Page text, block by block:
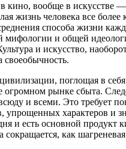
в кино, вообще в искусстве
жизнь человека все более
способа жизни
и общей
и искусство,
своеобычность.
поглощая в
огромном рынке сбыта.
и всеми. Это требует
упрощенных характеров и
и есть основной продукт
сокращается, как